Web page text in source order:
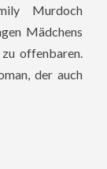
Murdoch
Mädchens
offenbaren.
der auch